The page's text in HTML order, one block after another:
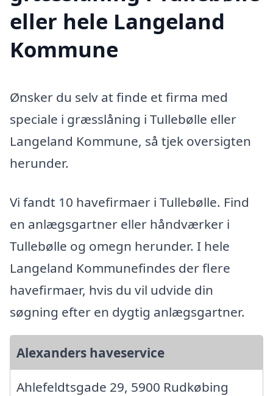
eller hele Langeland
Kommune
Ønsker du selv at finde et firma med
speciale i græsslåning i Tullebølle eller
Langeland Kommune, så tjek oversigten
herunder.
Vi fandt 10 havefirmaer i Tullebølle. Find
en anlægsgartner eller håndværker i
Tullebølle og omegn herunder. I hele
Langeland Kommunefindes der flere
havefirmaer, hvis du vil udvide din
søgning efter en dygtig anlægsgartner.
Alexanders haveservice
Ahlefeldtsgade 29, 5900 Rudkøbing